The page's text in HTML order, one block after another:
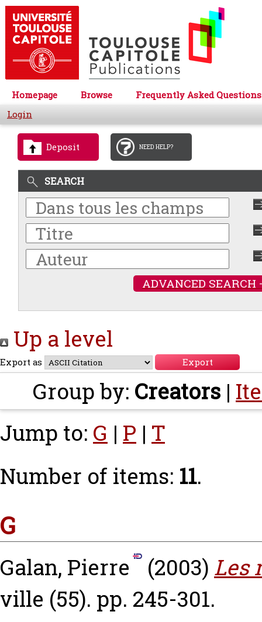
Homepage Browse
Frequently Asked Questions
Login
Deposit NEED HELP?
SEARCH
ADVANCED SEARCH
Up a level
Export as
Group by: Creators |
Jump to: G | P | T
Number of items: 11.
G
Galan, Pierre (2003) Les
ville (55). pp. 245-301.